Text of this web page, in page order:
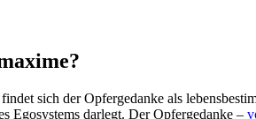
sich der Opfergedanke als
Egosystems darlegt. Der Opfergedanke –